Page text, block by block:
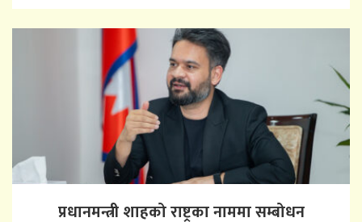
प्रधानमन्त्री शाहको राष्ट्रका नाममा सम्बोधन